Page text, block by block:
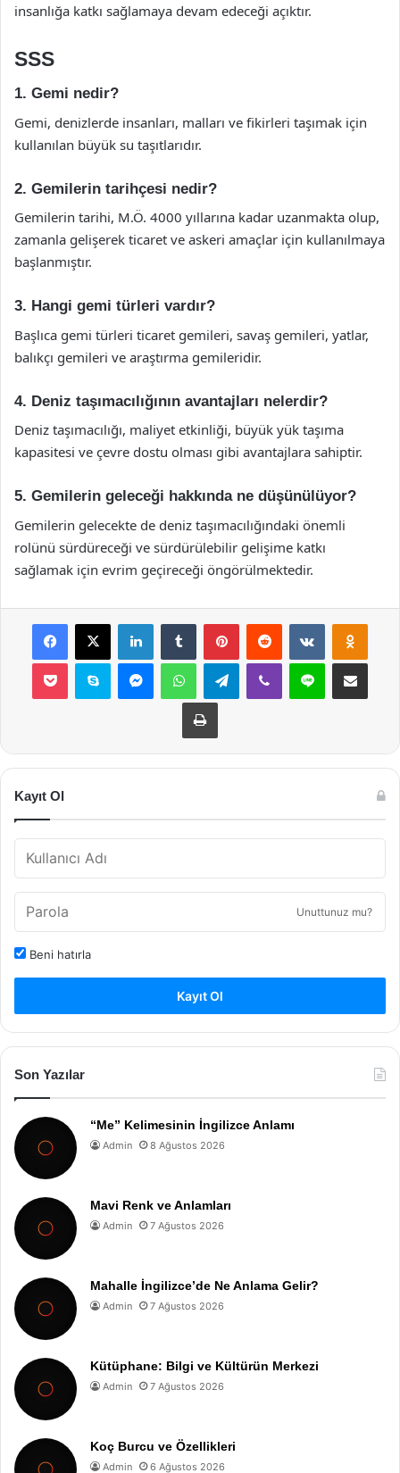
insanlığa katkı sağlamaya devam edeceği açıktır.
SSS
1. Gemi nedir?
Gemi, denizlerde insanları, malları ve fikirleri taşımak için
kullanılan büyük su taşıtlarıdır.
2. Gemilerin tarihçesi nedir?
Gemilerin tarihi, M.Ö. 4000 yıllarına kadar uzanmakta olup,
zamanla gelişerek ticaret ve askeri amaçlar için kullanılmaya
başlanmıştır.
3. Hangi gemi türleri vardır?
Başlıca gemi türleri ticaret gemileri, savaş gemileri, yatlar,
balıkçı gemileri ve araştırma gemileridir.
4. Deniz taşımacılığının avantajları nelerdir?
Deniz taşımacılığı, maliyet etkinliği, büyük yük taşıma
kapasitesi ve çevre dostu olması gibi avantajlara sahiptir.
5. Gemilerin geleceği hakkında ne düşünülüyor?
Gemilerin gelecekte de deniz taşımacılığındaki önemli
rolünü sürdüreceği ve sürdürülebilir gelişime katkı
sağlamak için evrim geçireceği öngörülmektedir.
Facebook
X LinkedInTumblr PinterestReddit VKontakte
Pocket Skype MessengerWhatsAppTelegramViber Line E-Posta ile
Yazdır
Kayıt Ol
Unuttunuz mu?
Beni hatırla
Kayıt Ol
Son Yazılar
“Me” Kelimesinin İngilizce Anlamı
Admin 8 Ağustos 2026
Mavi Renk ve Anlamları
Admin 7 Ağustos 2026
Mahalle İngilizce’de Ne Anlama Gelir?
Admin 7 Ağustos 2026
Kütüphane: Bilgi ve Kültürün Merkezi
Admin 7 Ağustos 2026
Koç Burcu ve Özellikleri
Admin 6 Ağustos 2026